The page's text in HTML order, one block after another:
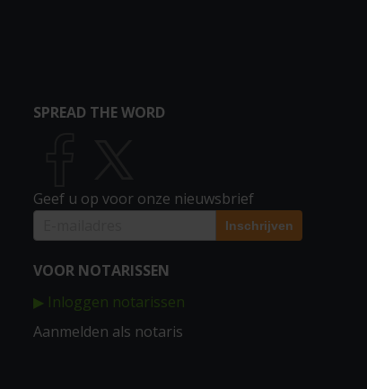
SPREAD THE WORD
Geef u op voor onze nieuwsbrief
VOOR NOTARISSEN
▶ Inloggen notarissen
Aanmelden als notaris